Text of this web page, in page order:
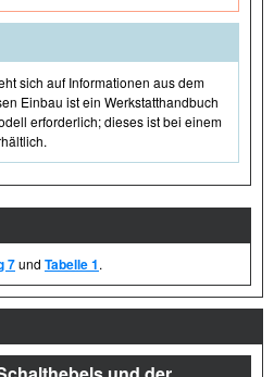
sich auf Informationen aus dem
Einbau ist ein Werkstatthandbuch
erforderlich; dieses ist bei einem
7und Tabelle 1.